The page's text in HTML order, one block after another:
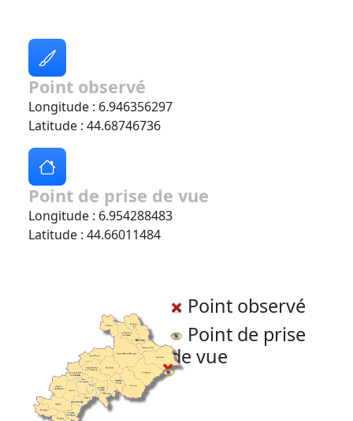
Point observé
Longitude : 6.946356297
Latitude : 44.68746736
Point de prise de vue
Longitude : 6.954288483
Latitude : 44.66011484
Point observé
Point de prise
de vue